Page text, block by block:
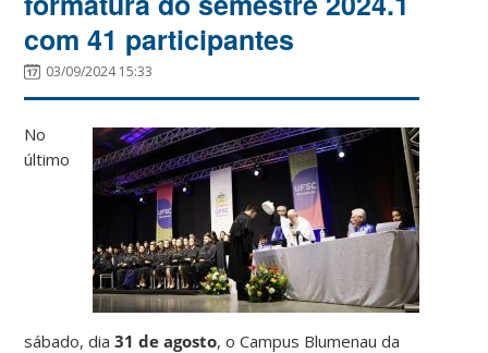
com 41 participantes
03/09/2024 15:33
No
último
sábado, dia31 de agosto, o Campus Blumenau da